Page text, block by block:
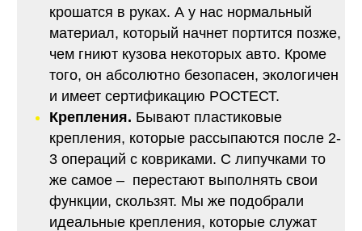
крошатся в руках. А у нас нормальный
материал, который начнет портится позже,
чем гниют кузова некоторых авто. Кроме
того, он абсолютно безопасен, экологичен
и имеет сертификацию РОСТЕСТ.
Крепления. Бывают пластиковые
крепления, которые рассыпаются после 2-
3 операций с ковриками. С липучками то
же самое – перестают выполнять свои
функции, скользят. Мы же подобрали
идеальные крепления, которые служат